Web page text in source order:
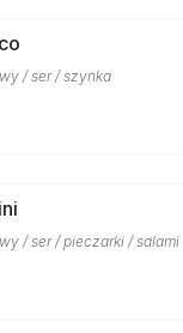
/ ser / szynka
/ ser / pieczarki / salami